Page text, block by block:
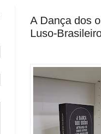
A Dança dos
Luso-